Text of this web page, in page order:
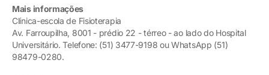
Mais informações
Clínica-escola de Fisioterapia
Av. Farroupilha, 8001 - prédio 22 - térreo - ao lado do Hospital
Universitário. Telefone: (51) 3477-9198 ou WhatsApp (51)
98479-0280.